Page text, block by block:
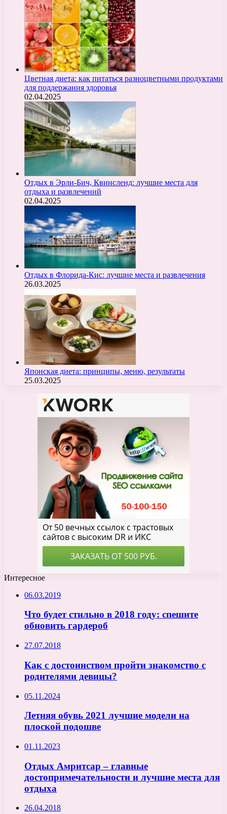
Цветная диета: как питаться разноцветными продуктами
для поддержания здоровья
02.04.2025
Отдых в Эрли-Бич, Квинсленд: лучшие места для
отдыха и развлечений
02.04.2025
Отдых в Флорида-Кис: лучшие места и развлечения
26.03.2025
Японская диета: принципы, меню, результаты
25.03.2025
Интересное
06.03.2019
Что будет стильно в 2018 году: спешите
обновить гардероб
27.07.2018
Как с достоинством пройти знакомство с
родителями девицы?
05.11.2024
Летняя обувь 2021 лучшие модели на
плоской подошве
01.11.2023
Отдых Амритсар – главные
достопримечательности и лучшие места для
отдыха
26.04.2018